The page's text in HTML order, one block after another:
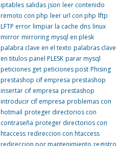
iptables salidas json leer contenido
remoto con php leer url con php lftp
LFTP error limpiar la cache dns linux
mirror mirroring mysql en plesk
palabra clave en el texto palabras clave
en titulos panel PLESK parar mysql
peticiones get peticiones post Phising
prestashop cif empresa prestashop
insertar cif empresa prestashop
introducir cif empresa problemas con
hotmail proteger directorios con
contraseña proteger directorios con
htaccess redireccion con htaccess
redireccion por mantenimiento registro